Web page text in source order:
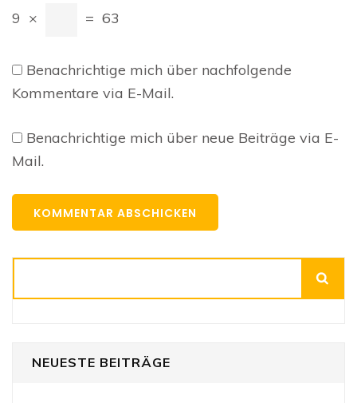
9 × = 63
Benachrichtige mich über nachfolgende
Kommentare via E-Mail.
Benachrichtige mich über neue Beiträge via E-
Mail.
NEUESTE BEITRÄGE